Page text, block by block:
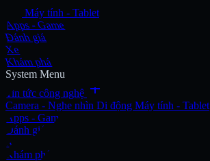
Máy tính - Tablet
Apps - Game
Đánh giá
Xe
Khám phá
System Menu
Tin tức công nghệ add
Camera - Nghe nhìn Di động Máy tính - Tablet
Apps - Game
Đánh giá
Xe
Khám phá